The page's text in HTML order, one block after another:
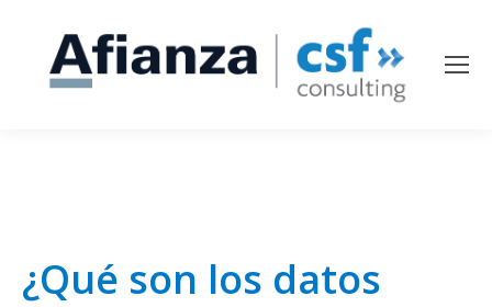
¿Qué son los datos